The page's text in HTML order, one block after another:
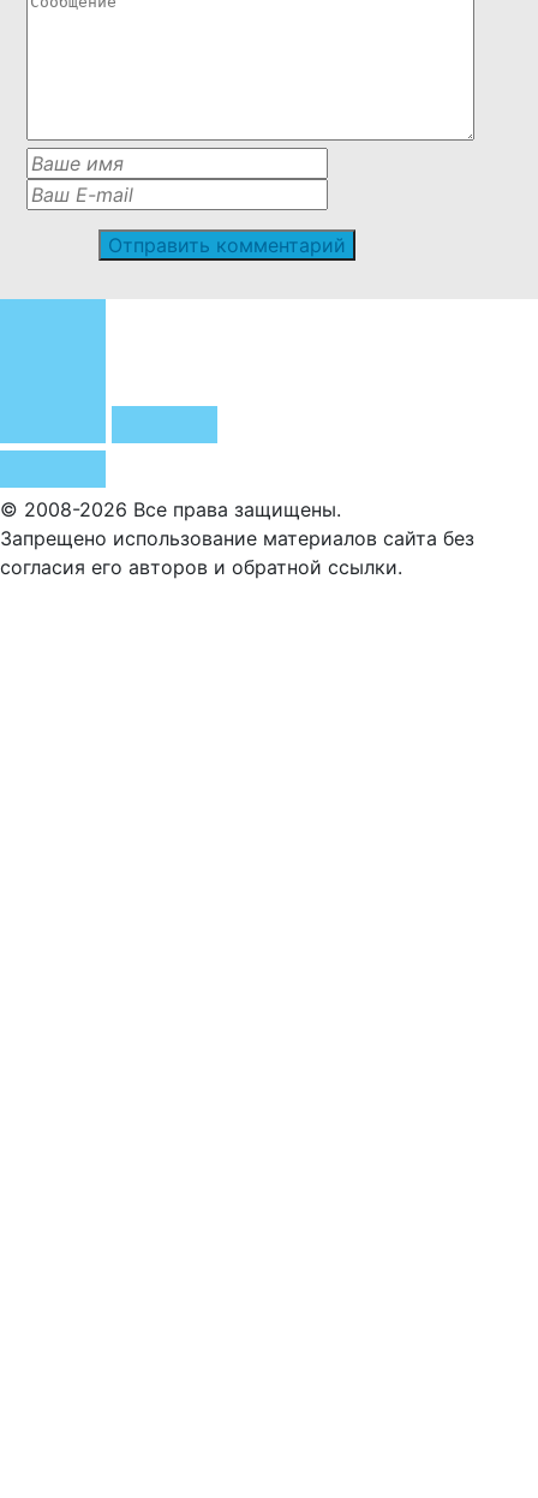
© 2008-2026 Все права защищены.
Запрещено использование материалов сайта без
согласия его авторов и обратной ссылки.